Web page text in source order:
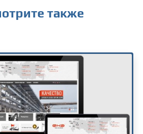
также